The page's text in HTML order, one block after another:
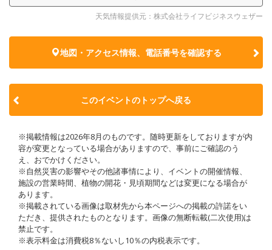
天気情報提供元：株式会社ライフビジネスウェザー
地図・アクセス情報、電話番号を確認する
このイベントのトップへ戻る
※掲載情報は2026年8月のものです。随時更新をしておりますが内
容が変更となっている場合がありますので、事前にご確認のう
え、おでかけください。
※自然災害の影響やその他諸事情により、イベントの開催情報、
施設の営業時間、植物の開花・見頃期間などは変更になる場合が
あります。
※掲載されている画像は取材先から本ページへの掲載の許諾をい
ただき、提供されたものとなります。画像の無断転載(二次使用)は
禁止です。
※表示料金は消費税8％ないし10％の内税表示です。